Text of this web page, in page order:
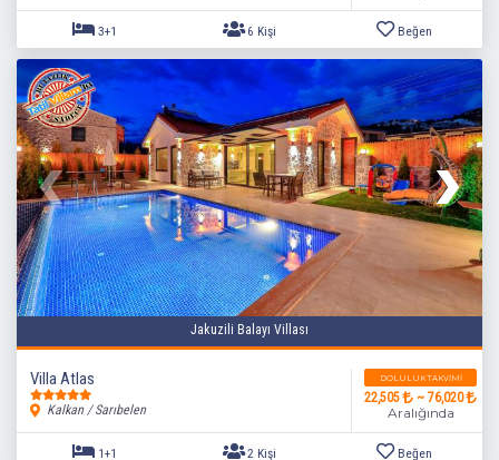
3+1 6 Kişi Beğen
Jakuzili Balayı Villası
Villa Atlas
Kalkan / Sarıbelen
DOLULUK TAKVIMI
22,505 ~ 76,020
Aralığında